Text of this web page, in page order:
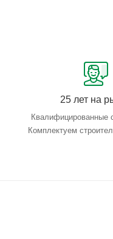
25 лет на
Квалифицированные
Комплектуем